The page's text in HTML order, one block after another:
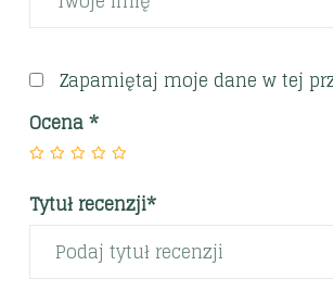
Zapamiętaj moje dane w tej
Ocena*
Tytuł recenzji*